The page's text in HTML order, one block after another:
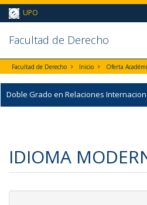
Ir al contenido principal de la
Ir a la cabecera de la página (alt + c)
Ir al pie de la página (alt + p)
Ir al menú principal (alt + u)
UPO
Facultad de Derecho
Facultad de Derecho Inicio Oferta
Doble Grado en Relaciones
IDIOMA